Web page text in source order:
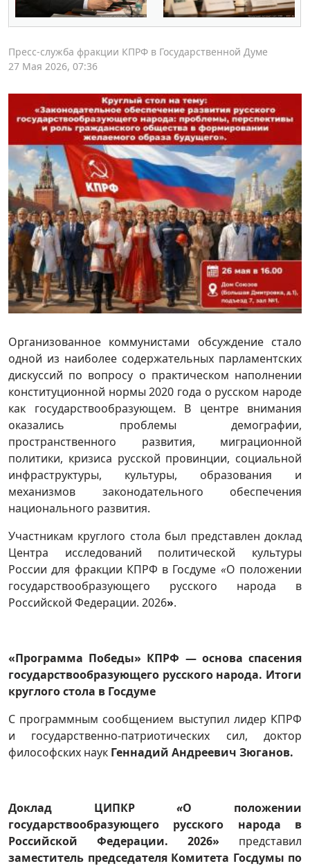
Пресс-служба фракции КПРФ в Государственной Думе
27 Мая 2026, 07:36
Организованное коммунистами обсуждение стало
одной из наиболее содержательных парламентских
дискуссий по вопросу о практическом наполнении
конституционной нормы 2020 года о русском народе
как государствообразующем. В центре внимания
оказались проблемы демографии,
пространственного развития, миграционной
политики, кризиса русской провинции, социальной
инфраструктуры, культуры, образования и
механизмов законодательного обеспечения
национального развития.
Участникам круглого стола был представлен доклад
Центра исследований политической культуры
России для фракции КПРФ в Госдуме «О положении
государствообразующего русского народа в
Российской Федерации. 2026».
«Программа Победы» КПРФ — основа спасения
государствообразующего русского народа. Итоги
круглого стола в Госдуме
С программным сообщением выступил лидер КПРФ
и государственно-патриотических сил, доктор
философских наук Геннадий Андреевич Зюганов.
Доклад ЦИПКР«О положении
государствообразующего русского народа в
Российской Федерации. 2026» представил
заместитель председателя Комитета Госдумы по